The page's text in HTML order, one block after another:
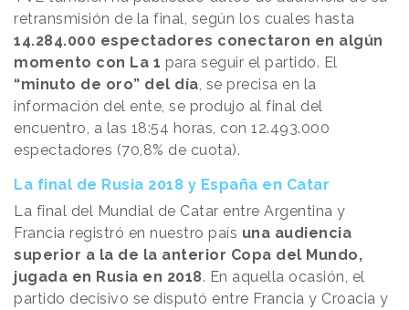
retransmisión de la final, según los cuales hasta
14.284.000 espectadores conectaron en algún
momento con La 1 para seguir el partido. El
“minuto de oro” del día, se precisa en la
información del ente, se produjo al final del
encuentro, a las 18:54 horas, con 12.493.000
espectadores (70,8% de cuota).
La final de Rusia 2018 y España en Catar
La final del Mundial de Catar entre Argentina y
Francia registró en nuestro país una audiencia
superior a la de la anterior Copa del Mundo,
jugada en Rusia en 2018. En aquella ocasión, el
partido decisivo se disputó entre Francia y Croacia y